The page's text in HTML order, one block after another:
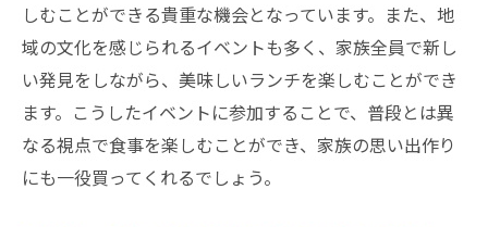
しむことができる貴重な機会となっています。また、地
域の文化を感じられるイベントも多く、家族全員で新し
い発見をしながら、美味しいランチを楽しむことができ
ます。こうしたイベントに参加することで、普段とは異
なる視点で食事を楽しむことができ、家族の思い出作り
にも一役買ってくれるでしょう。